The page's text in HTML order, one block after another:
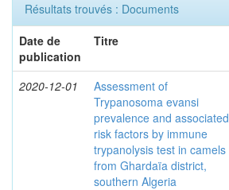
Résultats trouvés : Documents
Date de
publication
Titre
2020-12-01
Assessment of
Trypanosoma evansi
prevalence and associated
risk factors by immune
trypanolysis test in camels
from Ghardaïa district,
southern Algeria